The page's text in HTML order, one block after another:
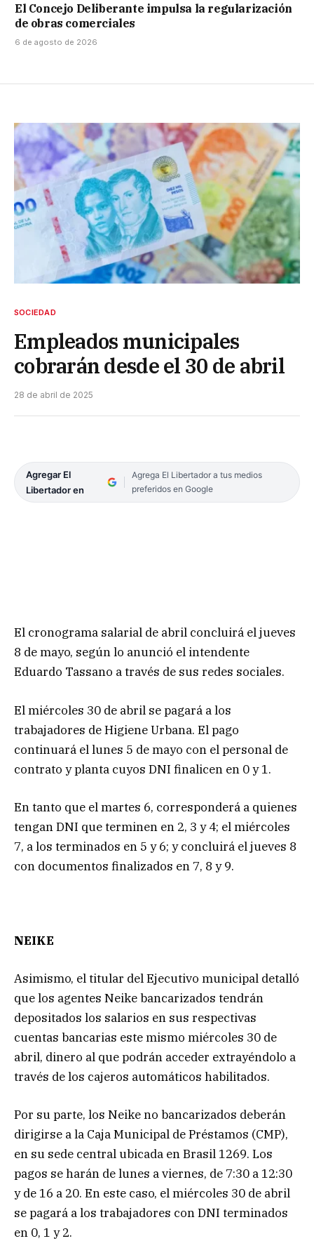
El Concejo Deliberante impulsa la regularización
de obras comerciales
6 de agosto de 2026
SOCIEDAD
Empleados municipales
cobrarán desde el 30 de abril
28 de abril de 2025
Agregar El
Libertador en
Agrega El Libertador a tus medios
preferidos en Google
El cronograma salarial de abril concluirá el jueves
8 de mayo, según lo anunció el intendente
Eduardo Tassano a través de sus redes sociales.
El miércoles 30 de abril se pagará a los
trabajadores de Higiene Urbana. El pago
continuará el lunes 5 de mayo con el personal de
contrato y planta cuyos DNI finalicen en 0 y 1.
En tanto que el martes 6, corresponderá a quienes
tengan DNI que terminen en 2, 3 y 4; el miércoles
7, a los terminados en 5 y 6; y concluirá el jueves 8
con documentos finalizados en 7, 8 y 9.
NEIKE
Asimismo, el titular del Ejecutivo municipal detalló
que los agentes Neike bancarizados tendrán
depositados los salarios en sus respectivas
cuentas bancarias este mismo miércoles 30 de
abril, dinero al que podrán acceder extrayéndolo a
través de los cajeros automáticos habilitados.
Por su parte, los Neike no bancarizados deberán
dirigirse a la Caja Municipal de Préstamos (CMP),
en su sede central ubicada en Brasil 1269. Los
pagos se harán de lunes a viernes, de 7:30 a 12:30
y de 16 a 20. En este caso, el miércoles 30 de abril
se pagará a los trabajadores con DNI terminados
en 0, 1 y 2.